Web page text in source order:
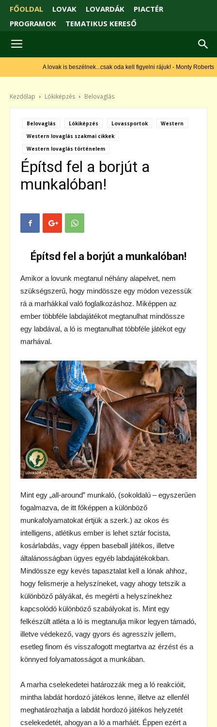
FŐOLDAL LOVAK LOVARDÁK
PIACTÉR
PROGRAMOK
TEMATIKUS KERESŐ
A lovak is beszélnek...csak oda kell figyelni rájuk! - Monty Roberts
Kezdőlap Lókiképzés Belovaglás
Belovaglás Lókiképzés Lovassportok
Western
Western lovaglás szakmai cikkek
Western lovaglás történelem
Építsd fel a borjút a
munkalóban!
Építsd fel a borjút a munkalóban!
Amikor a lovunk megtanul néhány alapelvet, nem
szükségszerű, hogy mindössze egy módon vezessük
rá a marhákkal való foglalkozáshoz. Miképpen az
ember többféle labdajátékot megtanulhat mindössze
egy labdával, a ló is megtanulhat többféle játékot egy
marhával.
Mint egy „all-around” munkaló, (sokoldalú – egyszerűen
fogalmazva, de itt főképpen a különböző
munkafolyamatokat értjük a szerk.) az okos és
intelligens, atlétikus ember is lehet sztár focista,
kosárlabdás, vagy éppen baseball játékos, illetve
általánosságban ügyes egyéb labdajátékokban.
Mindössze egy kevés tapasztalat kell a lónak ahhoz,
hogy felismerje a helyszíneket, vagy ahogy tetszik a
különböző pályákat, és megérti a helyszínekhez
kapcsolódó különböző szabályokat is. Mint egy
felkészült atléta a ló is megtanulja mikor legyen támadó,
illetve védekező, vagy gyors és agresszív jellem,
esetleg finom és visszafogott megtartva az érzést és a
könnyed folyamatosságot a munkában.
A marha cselekedetei határozzák meg a ló reakcióit,
mintha labdát hordozó játékos lenne, illetve az ellenfél
meghatározhatja a labdát hordozó játékos helyzetét
cselekedetét, ahogyan a ló a marháét. Éppen ezért a